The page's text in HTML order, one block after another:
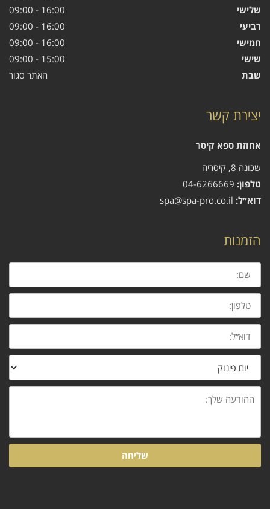
שלישי
16:00 - 09:00
רביעי
16:00 - 09:00
חמישי
16:00 - 09:00
שישי
15:00 - 09:00
שבת
האתר סגור
יצירת קשר
אחוזת ספא קיסר
שכונה 8, קיסריה
טלפון:
דוא״ל:
הזמנות
שם:
טלפון:
דוא״ל:
נושא
ההודעה
שלך:
שליחה